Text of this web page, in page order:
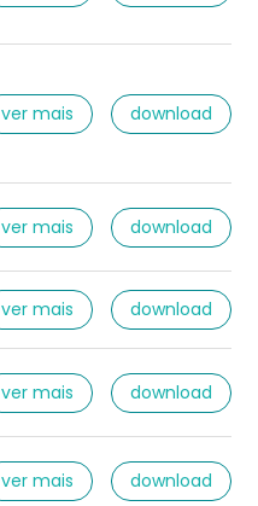
ver mais download
ver mais download
ver mais download
ver mais download
ver mais download